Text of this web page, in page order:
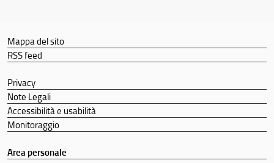
Mappa del sito
RSS feed
Privacy
Note Legali
Accessibilità e usabilità
Monitoraggio
Area personale